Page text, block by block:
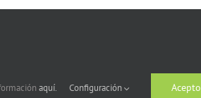
aquí. Configuración Acepto